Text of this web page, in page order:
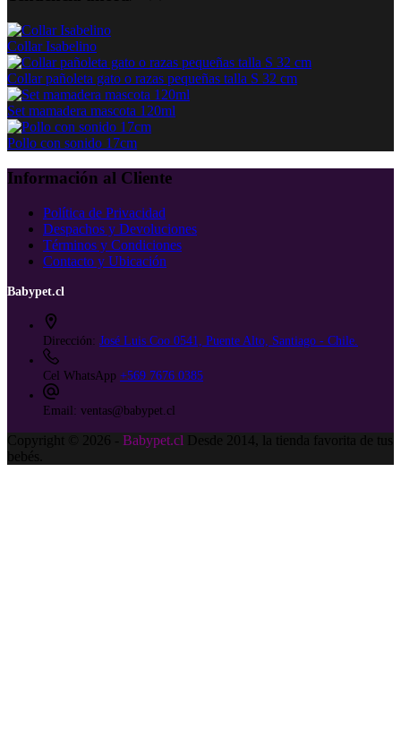
Collar Isabelino
Collar pañoleta gato o razas pequeñas talla S 32 cm
Set mamadera mascota 120ml
Pollo con sonido 17cm
Información al Cliente
Política de Privacidad
Despachos y Devoluciones
Términos y Condiciones
Contacto y Ubicación
Babypet.cl
Dirección: José Luis Coo 0541, Puente Alto, Santiago - Chile.
Cel WhatsApp +569 7676 0385
Email: ventas@babypet.cl
Copyright © 2026 - Babypet.cl Desde 2014, la tienda favorita de tus
bebés.